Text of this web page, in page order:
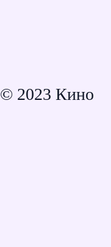
2023 Кино